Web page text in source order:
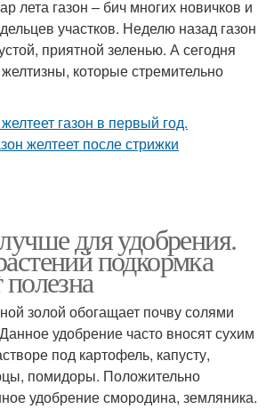
лета газон – бич многих новичков и
участков. Неделю назад газон
приятной зеленью. А сегодня
которые стремительно
для удобрения.
подкормка
золой обогащает почву солями
удобрение часто вносят сухим
под картофель, капусту,
помидоры. Положительно
удобрение смородина, земляника.